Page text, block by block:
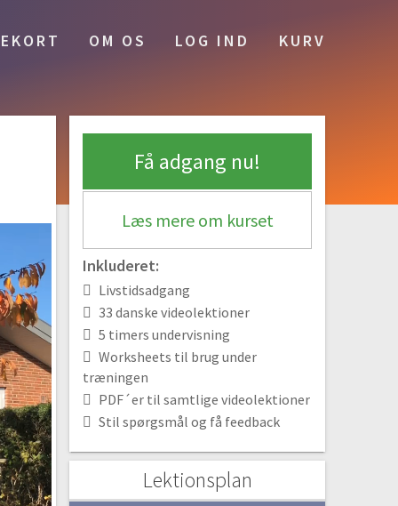
OM OS LOG IND KURV
Få adgang nu!
Læs mere om kurset
Inkluderet:
Livstidsadgang
33 danske videolektioner
5 timers undervisning
Worksheets til brug under
træningen
PDF´er til samtlige videolektioner
Stil spørgsmål og få feedback
Lektionsplan
belønningslyd
03:25
#5 Lær hunden at tjekke ind
05:11
05:29
Gå pænt i snor
#7 Intro | Gå pænt i snor
Gratis video
#8 Udstyr på gåturen